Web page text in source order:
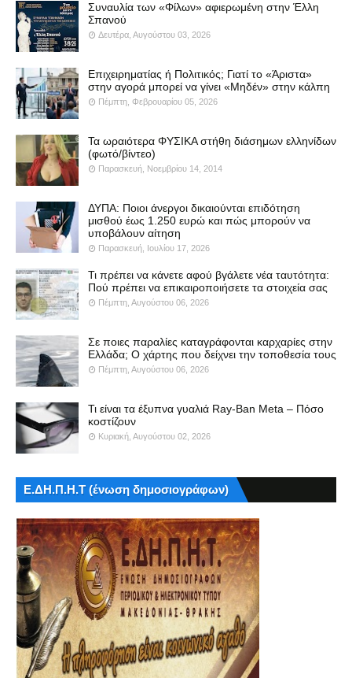
Συναυλία των «Φίλων» αφιερωμένη στην Έλλη
Σπανού
Δευτέρα, Αυγούστου 03, 2026
Επιχειρηματίας ή Πολιτικός; Γιατί το «Άριστα»
στην αγορά μπορεί να γίνει «Μηδέν» στην κάλπη
Πέμπτη, Φεβρουαρίου 05, 2026
Τα ωραιότερα ΦΥΣΙΚΑ στήθη διάσημων ελληνίδων
(φωτό/βίντεο)
Παρασκευή, Νοεμβρίου 14, 2014
ΔΥΠΑ: Ποιοι άνεργοι δικαιούνται επιδότηση
μισθού έως 1.250 ευρώ και πώς μπορούν να
υποβάλουν αίτηση
Παρασκευή, Ιουλίου 17, 2026
Τι πρέπει να κάνετε αφού βγάλετε νέα ταυτότητα:
Πού πρέπει να επικαιροποιήσετε τα στοιχεία σας
Πέμπτη, Αυγούστου 06, 2026
Σε ποιες παραλίες καταγράφονται καρχαρίες στην
Ελλάδα; Ο χάρτης που δείχνει την τοποθεσία τους
Πέμπτη, Αυγούστου 06, 2026
Τι είναι τα έξυπνα γυαλιά Ray-Ban Meta – Πόσο
κοστίζουν
Κυριακή, Αυγούστου 02, 2026
Ε.ΔΗ.Π.Η.Τ (ένωση δημοσιογράφων)